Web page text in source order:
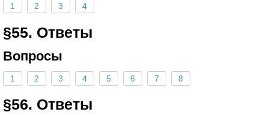
1 2 3 4
§55. Ответы
Вопросы
1 2 3 4 5 6 7 8
§56. Ответы